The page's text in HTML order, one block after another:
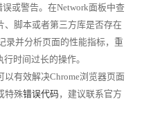
或警告。在Network面板中查
、脚本或者第三方库是否存在
录并分析页面的性能指标，重
时间过长的操作。
有效解决Chrome浏览器页面
特殊错误代码，建议联系官方